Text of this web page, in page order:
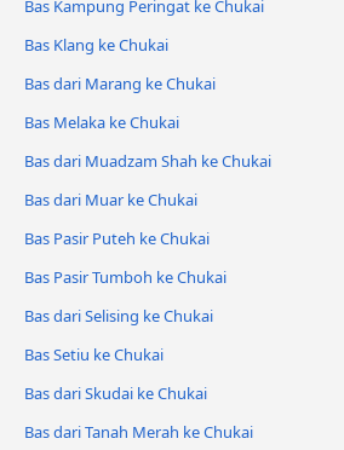
Bas Kampung Peringat ke Chukai
Bas Klang ke Chukai
Bas dari Marang ke Chukai
Bas Melaka ke Chukai
Bas dari Muadzam Shah ke Chukai
Bas dari Muar ke Chukai
Bas Pasir Puteh ke Chukai
Bas Pasir Tumboh ke Chukai
Bas dari Selising ke Chukai
Bas Setiu ke Chukai
Bas dari Skudai ke Chukai
Bas dari Tanah Merah ke Chukai